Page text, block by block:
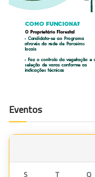
Eventos
S T Q